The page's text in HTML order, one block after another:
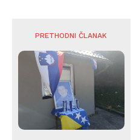
PRETHODNI ČLANAK